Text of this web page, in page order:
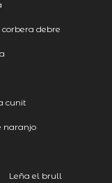
corbera debre
cunit
naranjo
Leña el brull